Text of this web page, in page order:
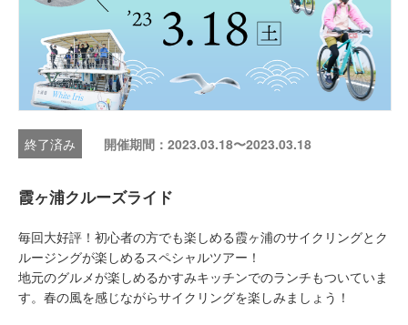
開催期間：2023.03.18〜2023.03.18
霞ヶ浦クルーズライド
毎回大好評！初心者の方でも楽しめる霞ヶ浦のサイクリングとク
ルージングが楽しめるスペシャルツアー！
地元のグルメが楽しめるかすみキッチンでのランチもついていま
す。春の風を感じながらサイクリングを楽しみましょう！